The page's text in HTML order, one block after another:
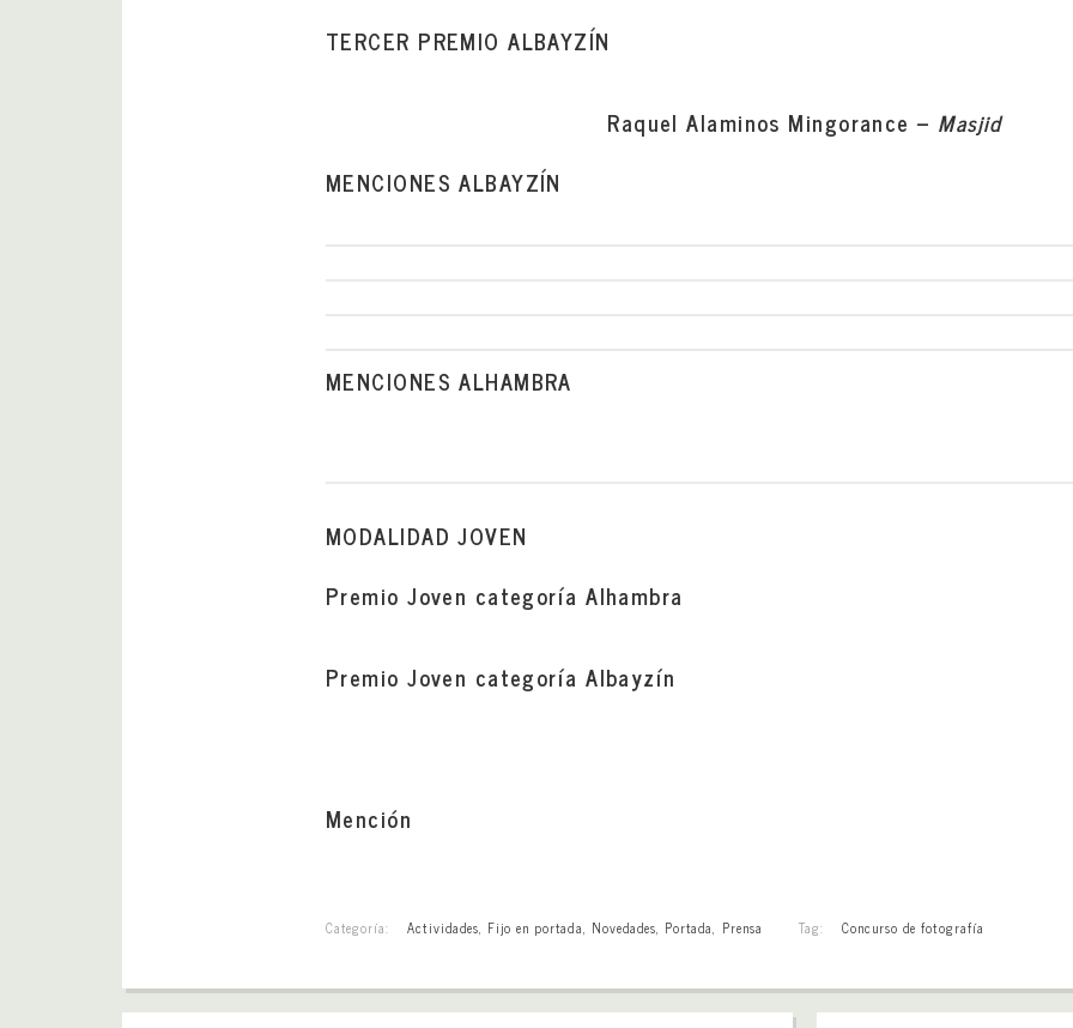
TERCER PREMIO ALBAYZÍN
Raquel Alaminos Mingorance – Masjid
MENCIONES ALBAYZÍN
MENCIONES ALHAMBRA
MODALIDAD JOVEN
Premio Joven categoría Alhambra
Premio Joven categoría Albayzín
Mención
Categoría: Actividades, Fijo en portada, Novedades, Portada, Prensa Tag: Concurso de fotografía